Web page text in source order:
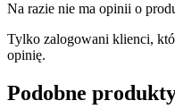
Na razie nie ma opinii o
Tylko zalogowani klienci,
opinię.
Podobne